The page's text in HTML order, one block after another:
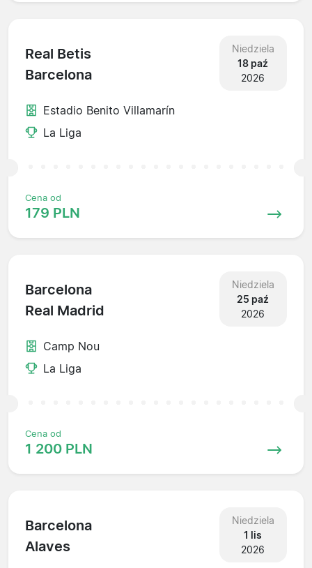
Real Betis
Barcelona
Niedziela
18 paź
2026
Estadio Benito Villamarín
La Liga
Cena od
179 PLN
Barcelona
Real Madrid
Niedziela
25 paź
2026
Camp Nou
La Liga
Cena od
1 200 PLN
Barcelona
Alaves
Niedziela
1 lis
2026